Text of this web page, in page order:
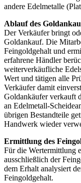
andere Edelmetalle
Ablauf des
Der Verkäufer bringt
Goldankauf. Die
Feingoldgehalt und
erfahrene Händler
weiterverkäufliche
Wert und tätigen alle
Verkäufer damit
Goldankäufer verkauft
an Edelmetall-
übrigen Bestandteile
Handwerk wieder
Ermittlung des
Für die Wertermittlung
ausschließlich der
dem Erhalt analysiert
Feingoldgehalt.